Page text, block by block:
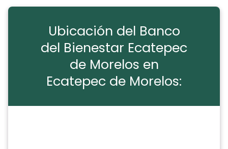
Ubicación del Banco
del Bienestar Ecatepec
de Morelos en
Ecatepec de Morelos: